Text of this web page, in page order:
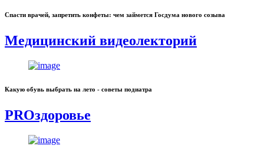
Спасти врачей, запретить конфеты: чем займется Госдума нового созыва
Медицинский видеолекторий
Какую обувь выбрать на лето - советы подиатра
PROздоровье